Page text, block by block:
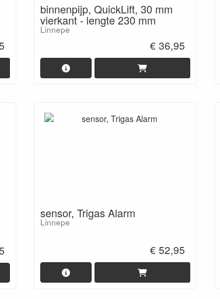
binnenpijp, QuickLift, 30 mm
vierkant - lengte 230 mm
Linnepe
€ 36,95
sensor, Trigas Alarm
Linnepe
€ 52,95